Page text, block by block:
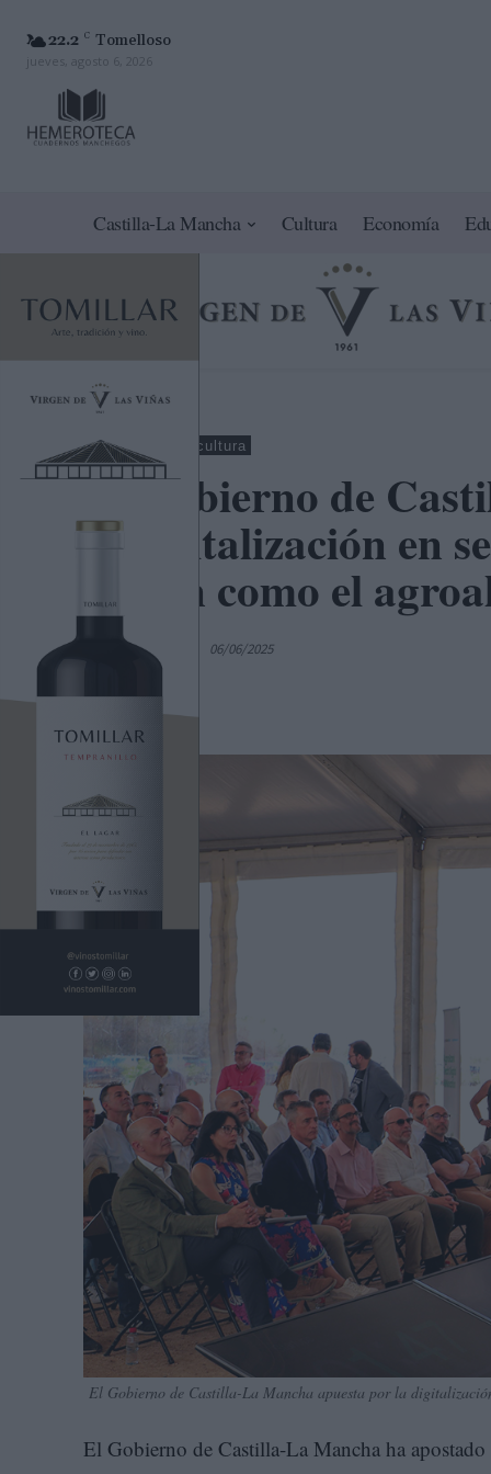
22.2 C Tomelloso
jueves, agosto 6, 2026
Castilla-La Mancha Cultura Economía
Albacete Agricultura
El Gobierno de
la digitalización en
región como el
C. Manchegos 06/06/2025
El Gobierno de Castilla-La Mancha apuesta por la
El Gobierno de Castilla-La Mancha ha